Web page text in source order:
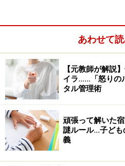
あわせて
【元教師が解説
イラ……「怒りの
タル管理術
頑張って解いた
謎ルール…子ども
義